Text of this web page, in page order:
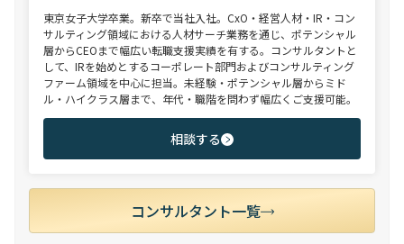
東京女子大学卒業。新卒で当社入社。CxO・経営人材・IR・コン
サルティング領域における人材サーチ業務を通じ、ポテンシャル
層からCEOまで幅広い転職支援実績を有する。コンサルタントと
して、IRを始めとするコーポレート部門およびコンサルティング
ファーム領域を中心に担当。未経験・ポテンシャル層からミド
ル・ハイクラス層まで、年代・職階を問わず幅広くご支援可能。
相談する
コンサルタント一覧